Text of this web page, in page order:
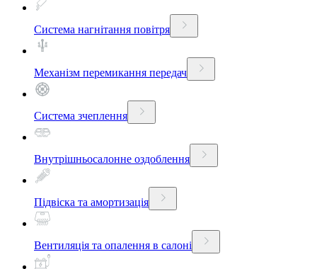
Система нагнітання повітря
Механізм перемикання передач
Система зчеплення
Внутрішньосалонне оздоблення
Підвіска та амортизація
Вентиляція та опалення в салоні